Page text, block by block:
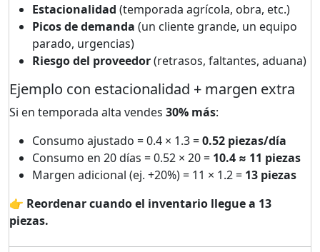
Estacionalidad (temporada agrícola, obra, etc.)
Picos de demanda (un cliente grande, un equipo
parado, urgencias)
Riesgo del proveedor(retrasos, faltantes, aduana)
Ejemplo con estacionalidad + margen extra
Si en temporada alta vendes 30% más:
Consumo ajustado = 0.4 × 1.3 =0.52 piezas/día
Consumo en 20 días = 0.52 × 20 = 10.4 ≈ 11 piezas
Margen adicional (ej. +20%) = 11 × 1.2 = 13 piezas
👉 Reordenar cuando el inventario llegue a 13
piezas.